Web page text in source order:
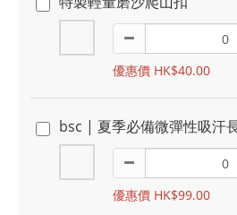
優惠價 HK$40.00
bsc | 夏季必備微彈性吸汗
優惠價 HK$99.00